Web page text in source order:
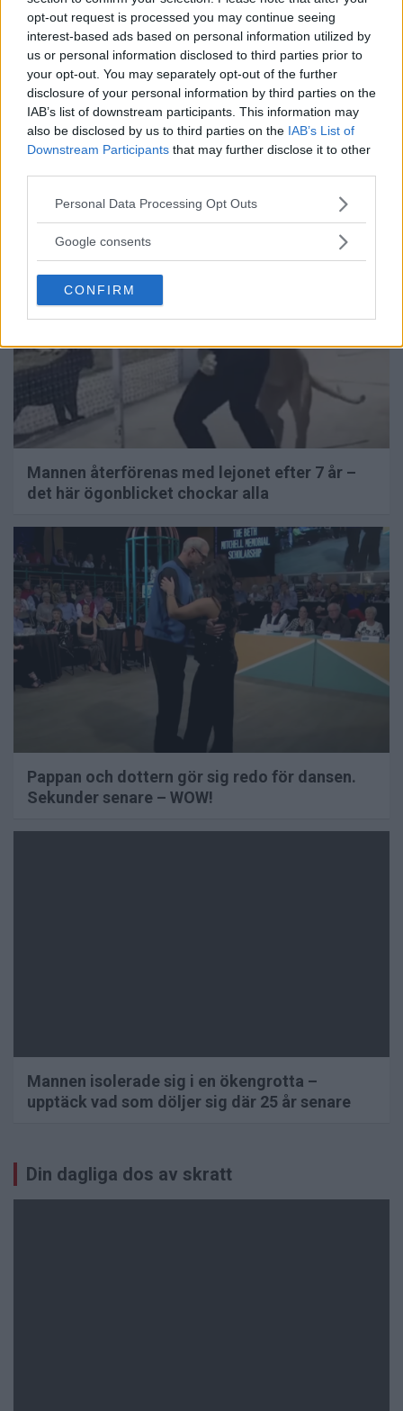
opt-out request is processed you may continue seeing
interest-based ads based on personal information utilized by
us or personal information disclosed to third parties prior to
your opt-out. You may separately opt-out of the further
disclosure of your personal information by third parties on the
IAB’s list of downstream participants. This information may
also be disclosed by us to third parties on the IAB’s List of
Downstream Participants that may further disclose it to other
Please note that this website/app uses one or more Google
not limited to your visit or usage behaviour. You may click to
use your data for below specified purposes in below Google
consent section.
Personal Data Processing Opt Outs
Google consents
CONFIRM
Mannen återförenas med lejonet efter 7 år –
det här ögonblicket chockar alla
Pappan och dottern gör sig redo för dansen.
Sekunder senare – WOW!
Mannen isolerade sig i en ökengrotta –
upptäck vad som döljer sig där 25 år senare
Sidnumrering
för
Din dagliga dos av skratt